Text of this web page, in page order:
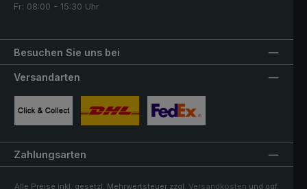
Besuchen Sie uns bei
Fr: 08:00 - 15:30 Uhr
Versandarten
Zahlungsarten
Alle Preise inkl. gesetzl. Mehrwertsteuer zzgl. Versandkosten und ggf.